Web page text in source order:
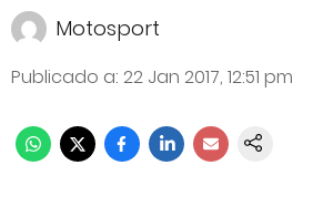
Motosport
Publicado a: 22 Jan 2017, 12:51 pm